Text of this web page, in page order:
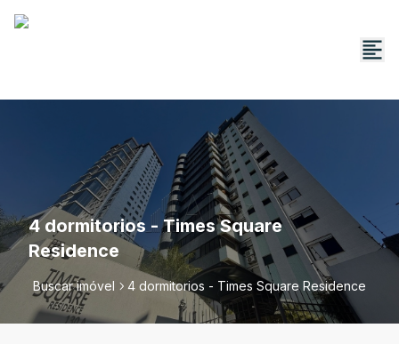
4 dormitorios - Times Square
Residence
Buscar imóvel 4 dormitorios - Times Square Residence